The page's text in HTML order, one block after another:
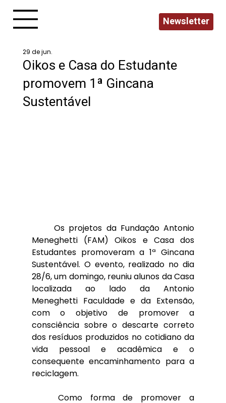
Newsletter
Oikos e Casa do Estudante
promovem 1ª Gincana
Sustentável
29 de jun.
	Os projetos da Fundação Antonio
Meneghetti (FAM) Oikos e Casa dos
Estudantes promoveram a 1ª Gincana
Sustentável. O evento, realizado no dia
28/6, um domingo, reuniu alunos da Casa
localizada ao lado da Antonio
Meneghetti Faculdade e da Extensão,
com o objetivo de promover a
consciência sobre o descarte correto
dos resíduos produzidos no cotidiano da
vida pessoal e acadêmica e o
consequente encaminhamento para a
reciclagem.